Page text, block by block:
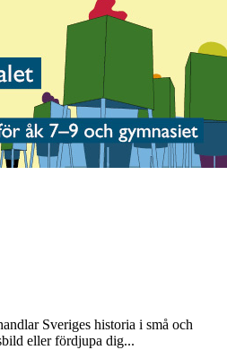
Sveriges historia i små och
eller fördjupa dig...